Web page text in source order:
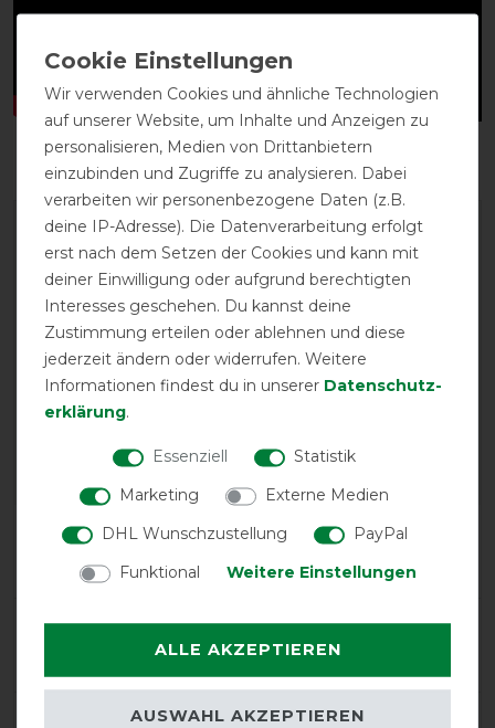
EXCELLENT
Product Reviews
7
Product Rating
4.9/5
Wir verwenden Cookies und ähnliche Technologien
auf unserer Website, um Inhalte und Anzeigen zu
personalisieren, Medien von Drittanbietern
einzubinden und Zugriffe zu analysieren. Dabei
verarbeiten wir personenbezogene Daten (z.B.
deine IP-Adresse). Die Datenverarbeitung erfolgt
erst nach dem Setzen der Cookies und kann mit
deiner Einwilligung oder aufgrund berechtigten
Interesses geschehen. Du kannst deine
Zustimmung erteilen oder ablehnen und diese
jederzeit ändern oder widerrufen. Weitere
Informationen findest du in unserer Daten­schutz­
erklärung.
Essenziell
Statistik
Marketing
Externe Medien
DHL Wunschzustellung
PayPal
Funktional
Weitere Einstellungen
ALLE AKZEPTIEREN
AUSWAHL AKZEPTIEREN